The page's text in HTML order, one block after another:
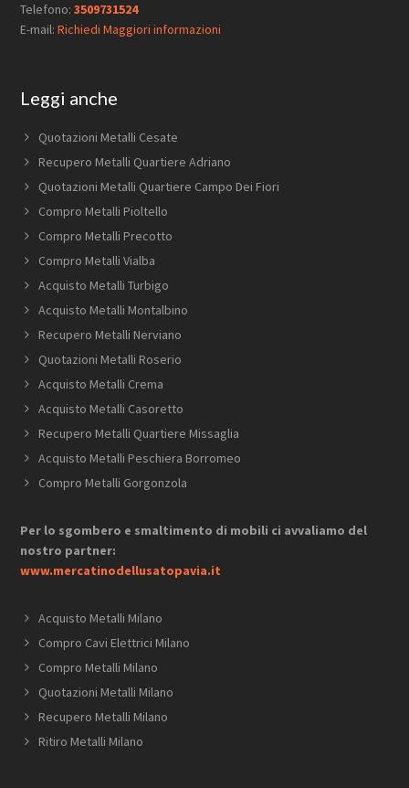
Telefono:3509731524
E-mail:Richiedi Maggiori informazioni
Leggi anche
Quotazioni Metalli Cesate
Recupero Metalli Quartiere Adriano
Quotazioni Metalli Quartiere Campo Dei Fiori
Compro Metalli Pioltello
Compro Metalli Precotto
Compro Metalli Vialba
Acquisto Metalli Turbigo
Acquisto Metalli Montalbino
Recupero Metalli Nerviano
Quotazioni Metalli Roserio
Acquisto Metalli Crema
Acquisto Metalli Casoretto
Recupero Metalli Quartiere Missaglia
Acquisto Metalli Peschiera Borromeo
Compro Metalli Gorgonzola
Per lo sgombero e smaltimento di mobili ci avvaliamo del
nostro partner:
www.mercatinodellusatopavia.it
Acquisto Metalli Milano
Compro Cavi Elettrici Milano
Compro Metalli Milano
Quotazioni Metalli Milano
Recupero Metalli Milano
Ritiro Metalli Milano